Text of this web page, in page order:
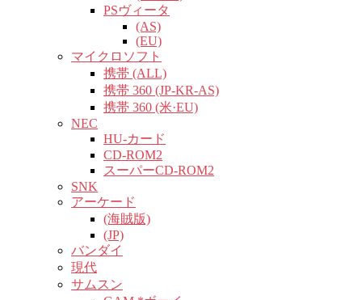
PSヴィータ
(AS)
(EU)
マイクロソフト
携帯 (ALL)
携帯 360 (JP-KR-AS)
携帯 360 (米·EU)
NEC
HU-カード
CD-ROM2
スーパーCD-ROM2
SNK
アーケード
(海賊版)
(JP)
バンダイ
現代
サムスン